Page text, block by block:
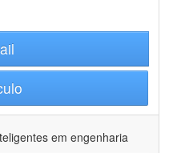
em engenharia